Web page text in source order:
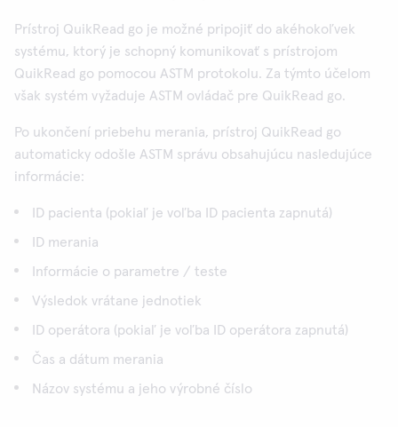
Prístroj QuikRead go je možné pripojiť do akéhokoľvek
systému, ktorý je schopný komunikovať s prístrojom
QuikRead go pomocou ASTM protokolu. Za týmto účelom
však systém vyžaduje ASTM ovládač pre QuikRead go.
Po ukončení priebehu merania, prístroj QuikRead go
automaticky odošle ASTM správu obsahujúcu nasledujúce
informácie:
ID pacienta (pokiaľ je voľba ID pacienta zapnutá)
ID merania
Informácie o parametre / teste
Výsledok vrátane jednotiek
ID operátora (pokiaľ je voľba ID operátora zapnutá)
Čas a dátum merania
Názov systému a jeho výrobné číslo